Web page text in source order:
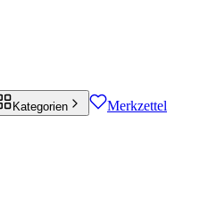
Kategorien Merkzettel